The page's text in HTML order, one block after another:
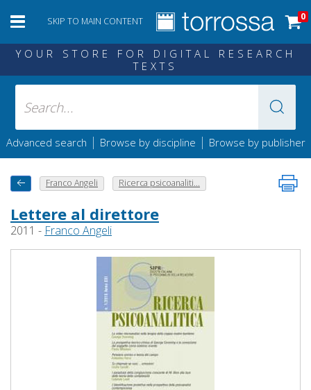
SKIP TO MAIN CONTENT 0
YOUR STORE FOR DIGITAL RESEARCH
TEXTS
Advanced search | Browse by discipline | Browse by publisher
Franco Angeli Ricerca psicoanaliti...
Lettere al direttore
2011 - Franco Angeli